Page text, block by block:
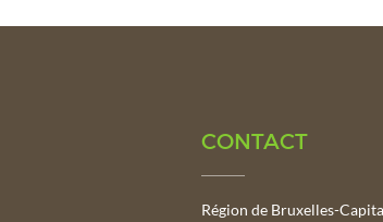
CONTACT
Région de Bruxelles-